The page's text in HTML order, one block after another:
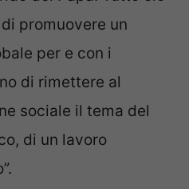
promuovere un
per e con i
di rimettere al
sociale il tema del
di un lavoro